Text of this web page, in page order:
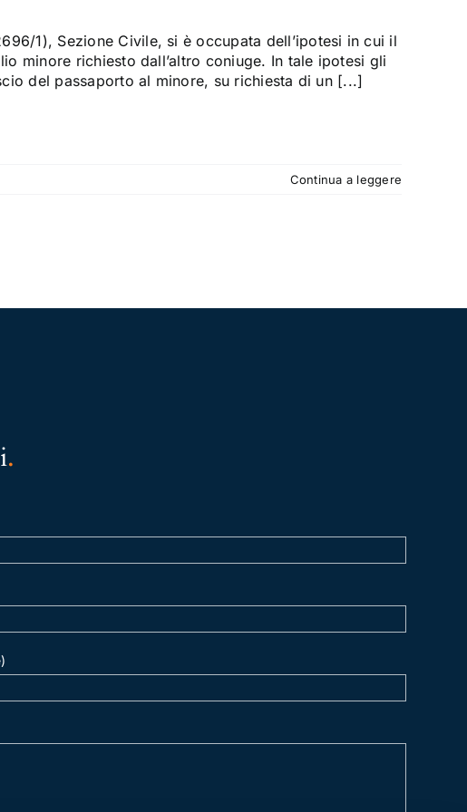
1), Sezione Civile, si è occupata dell’ipotesi in cui il
minore richiesto dall’altro coniuge. In tale ipotesi gli
del passaporto al minore, su richiesta di un [...]
Continua a leggere
.